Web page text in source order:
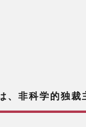
、非科学的独裁